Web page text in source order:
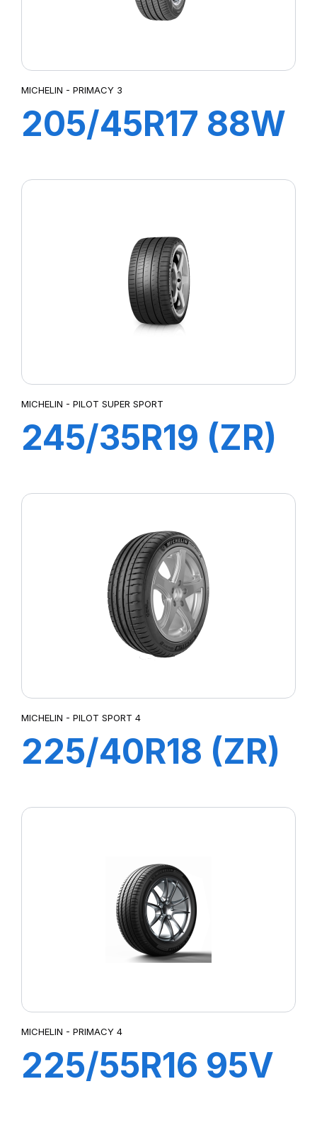
MICHELIN - PRIMACY 3
205/45R17 88W
MICHELIN - PILOT SUPER SPORT
245/35R19 (ZR)
MICHELIN - PILOT SPORT 4
225/40R18 (ZR)
MICHELIN - PRIMACY 4
225/55R16 95V